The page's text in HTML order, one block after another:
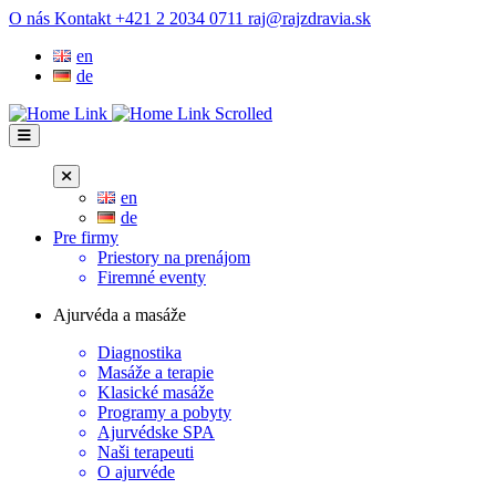
Prejsť
obsah
O nás Kontakt +421 2 2034 0711 raj@rajzdravia.sk
en
de
en
de
Pre firmy
Priestory na prenájom
Firemné eventy
Ajurvéda a masáže
Diagnostika
Masáže a terapie
Klasické masáže
Programy a pobyty
Ajurvédske SPA
Naši terapeuti
O ajurvéde